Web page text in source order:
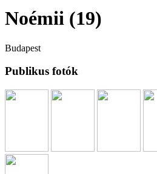
Noémii (19)
Budapest
Publikus fotók